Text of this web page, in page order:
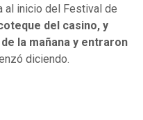
al inicio del Festival de
del casino, y
la mañana y entraron
diciendo.